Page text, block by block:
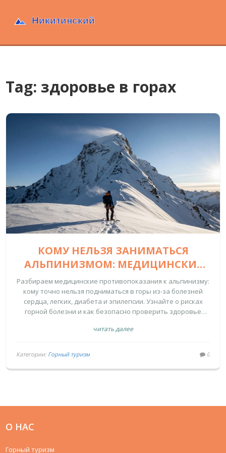
Tag: здоровье в горах
КОМУ НЕЛЬЗЯ ЗАНИМАТЬСЯ
АЛЬПИНИЗМОМ: МЕДИЦИНСКИЕ
ПРОТИВОПОКАЗАНИЯ И РИСКИ
Разбираем медицинские противопоказания к альпинизму:
кому точно нельзя подниматься в горы из-за болезней
сердца, легких, диабета и эпилепсии. Узнайте о рисках
горной болезни и как безопасно проверить здоровье
читать далее
Категории: Горный туризм 0
О НАС
Горный туризм